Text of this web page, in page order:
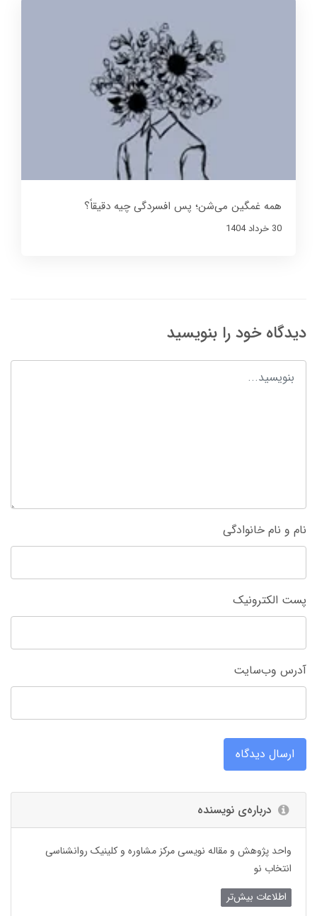
همه غمگین می‌شن؛ پس افسردگی چیه دقیقاً؟
30 خرداد 1404
دیدگاه خود را بنویسید
نام و نام خانوادگی
پست الکترونیک
آدرس وب‌سایت
ارسال دیدگاه
درباره‌ی نویسنده
واحد پژوهش و مقاله نویسی مرکز مشاوره و کلینیک روانشناسی
انتخاب نو
اطلاعات بیش‌تر